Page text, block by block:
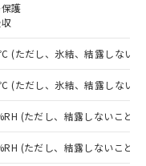
護
(ただし、氷結、結露しない
(ただし、氷結、結露しない
(ただし、結露しないこと)
(ただし、結露しないこと)
、同意のうえ
10物質）の
可能な商品で
物質）の非含
予定のある
（10物質）の
品を出す予